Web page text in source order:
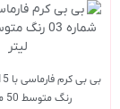
رنگ متوسط 50 میلی لیتر